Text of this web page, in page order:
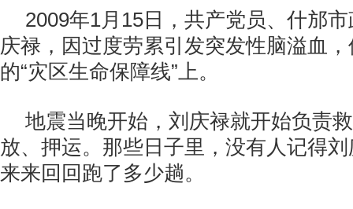
2009年1月15日，共产党员、什邡
庆禄，因过度劳累引发突发性脑溢血
的“灾区生命保障线”上。
地震当晚开始，刘庆禄就开始负责
放、押运。那些日子里，没有人记得
来来回回跑了多少趟。